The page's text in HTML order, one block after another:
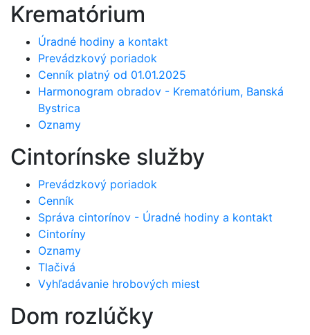
Krematórium
Úradné hodiny a kontakt
Prevádzkový poriadok
Cenník platný od 01.01.2025
Harmonogram obradov - Krematórium, Banská
Bystrica
Oznamy
Cintorínske služby
Prevádzkový poriadok
Cenník
Správa cintorínov - Úradné hodiny a kontakt
Cintoríny
Oznamy
Tlačivá
Vyhľadávanie hrobových miest
Dom rozlúčky